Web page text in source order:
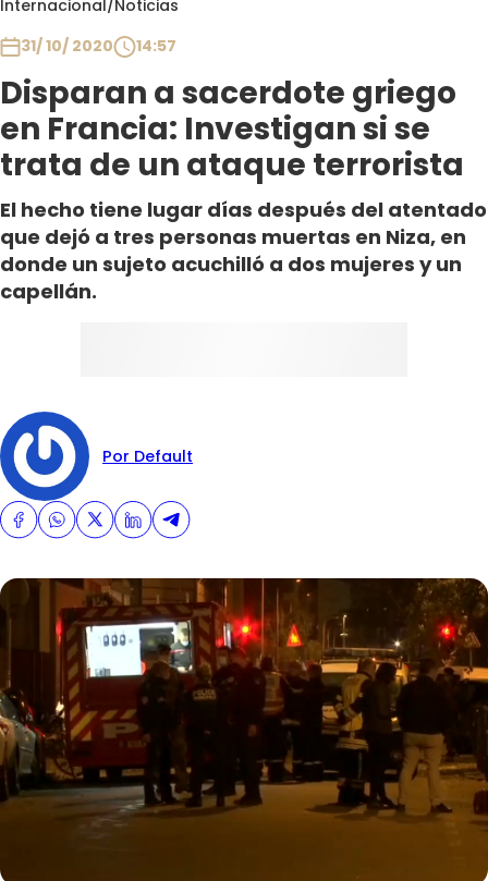
Internacional/Noticias
31/ 10/ 2020
14:57
Disparan a sacerdote griego
en Francia: Investigan si se
trata de un ataque terrorista
El hecho tiene lugar días después del atentado
que dejó a tres personas muertas en Niza, en
donde un sujeto acuchilló a dos mujeres y un
capellán.
Por Default
Club De La Comedia
Contigo en Directo
El Tiempo
Sabingo
Todos Los Programas